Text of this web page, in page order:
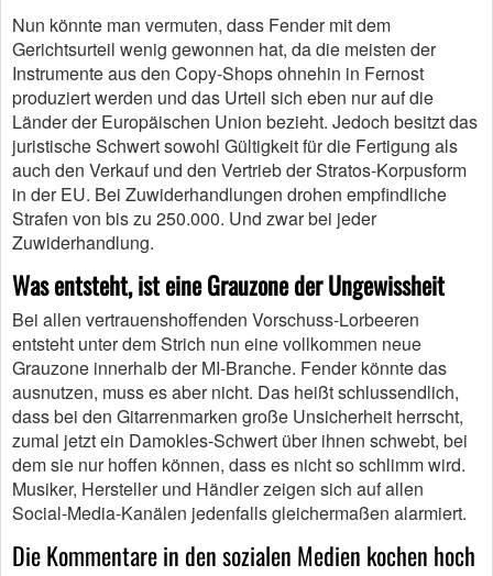
Nun könnte man vermuten, dass Fender mit dem
Gerichtsurteil wenig gewonnen hat, da die meisten der
Instrumente aus den Copy-Shops ohnehin in Fernost
produziert werden und das Urteil sich eben nur auf die
Länder der Europäischen Union bezieht. Jedoch besitzt das
juristische Schwert sowohl Gültigkeit für die Fertigung als
auch den Verkauf und den Vertrieb der Stratos-Korpusform
in der EU. Bei Zuwiderhandlungen drohen empfindliche
Strafen von bis zu 250.000. Und zwar bei jeder
Zuwiderhandlung.
Was entsteht, ist eine Grauzone der Ungewissheit
Bei allen vertrauenshoffenden Vorschuss-Lorbeeren
entsteht unter dem Strich nun eine vollkommen neue
Grauzone innerhalb der MI-Branche. Fender könnte das
ausnutzen, muss es aber nicht. Das heißt schlussendlich,
dass bei den Gitarrenmarken große Unsicherheit herrscht,
zumal jetzt ein Damokles-Schwert über ihnen schwebt, bei
dem sie nur hoffen können, dass es nicht so schlimm wird.
Musiker, Hersteller und Händler zeigen sich auf allen
Social-Media-Kanälen jedenfalls gleichermaßen alarmiert.
Die Kommentare in den sozialen Medien kochen hoch